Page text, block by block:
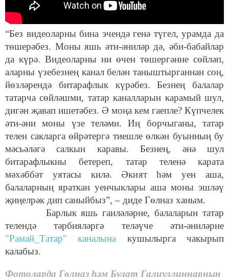
“Без видеоларны бина эчендә генә түгел, урамда да
төшерәбез. Моны яшь әти-әниләр дә, әби-бабайлар
да күрә. Видеоларны ни өчен төшергәнне сөйләп,
аларны үзебезнең канал белән таныштырганнан соң,
йөзләрендә битарафлык күрәбез. Безнең балалар
татарча сөйләшми, татар каналларын карамый шул,
дигән җавап ишетәбез. Ә моңа кем гаепле? Күпчелек
әти-әни моны үзе теләми. Иң борчыганы, татар
телен сакларга өйрәтергә тиешле өлкән буынның бу
мәсьәләгә салкын каравы. Безнең, әнә шул
битарафлыкны бетереп, татар теленә карата
мәхәббәт уятасы килә. Әкият һәм уен аша,
балаларның яраткан уенчыклары аша моны эшләү
җиңелрәк дип саныйбыз”, – диде Гөлназ ханым.
Барлык яшь гаиләләрне, балаларын татар
телендә тәрбияләргә теләүче әти-әниләрне
"Рамай_Татар" каналына кушылырга чакырып
калабыз.
Фотоларда Гөлназ һәм Булат Галиуллиннарның